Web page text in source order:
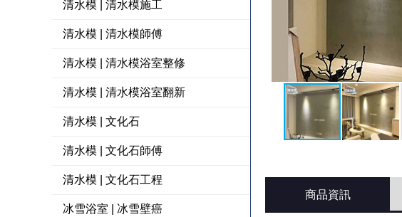
清水模 | 清水模施工
清水模 | 清水模師傅
清水模 | 清水模浴室整修
清水模 | 清水模浴室翻新
清水模 | 文化石
清水模 | 文化石師傅
清水模 | 文化石工程
冰雪浴室 | 冰雪壁癌
商品資訊